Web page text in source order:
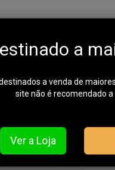
- Super
Em
a
a venda de
site não é recomendado a
Ver a Loja